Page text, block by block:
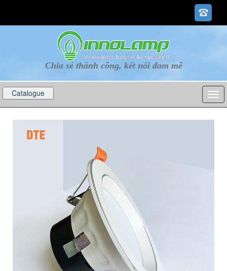
Chia sẻ thành công, kết nối đam mê
Catalogue p